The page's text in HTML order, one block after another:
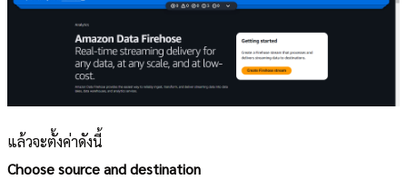
แล้วจะตั้งค่าดังนี้
Choose source and destination